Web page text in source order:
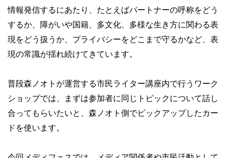
情報発信するにあたり、たとえばパートナーの呼称をどう
するか、障がいや国籍、多文化、多様な生き方に関わる表
現をどう扱うか、プライバシーをどこまで守るかなど、表
現の常識が揺れ続けてきています。
普段森ノオトが運営する市民ライター講座内で行うワーク
ショップでは、まずは参加者に同じトピックについて話し
合ってもらいたいと、森ノオト側でピックアップしたカー
ドを使います。